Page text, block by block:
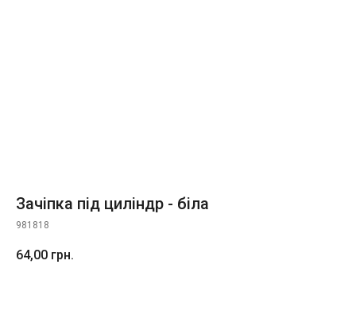
Зачіпка під циліндр - біла
981818
64,00 грн.